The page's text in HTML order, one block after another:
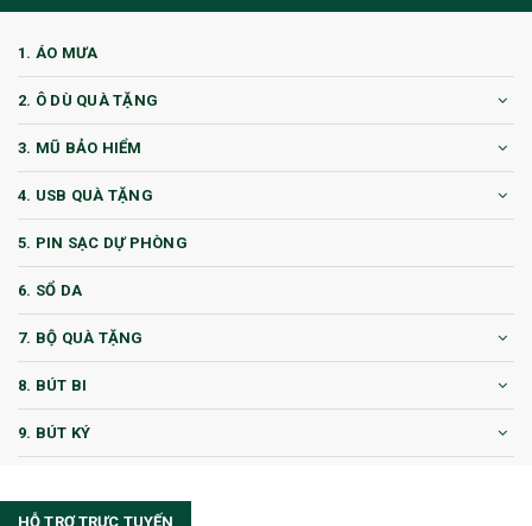
1. ÁO MƯA
2. Ô DÙ QUÀ TẶNG
3. MŨ BẢO HIỂM
4. USB QUÀ TẶNG
5. PIN SẠC DỰ PHÒNG
6. SỔ DA
7. BỘ QUÀ TẶNG
8. BÚT BI
9. BÚT KÝ
HỖ TRỢ TRỰC TUYẾN